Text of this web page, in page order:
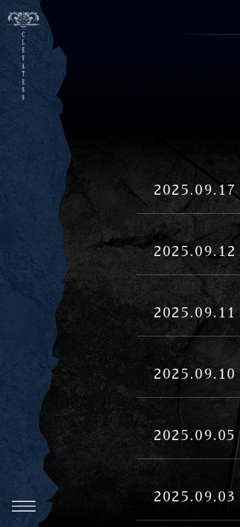
メニュー
HOMEに戻る
2025.09.17
2025.09.12
2025.09.11
2025.09.10
2025.09.05
2025.09.03